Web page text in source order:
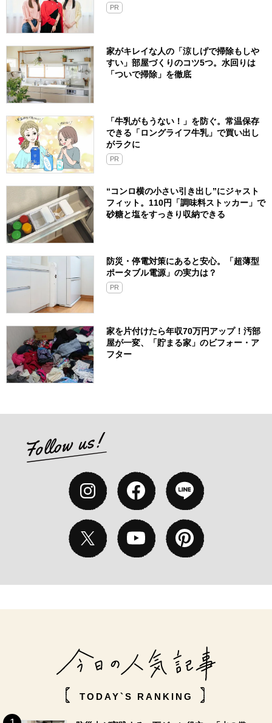
PR
家がキレイな人の「涼しげで掃除もしや
すい」部屋づくりのコツ5つ。水回りは
「ついで掃除」を徹底
「牛乳がもうない！」を防ぐ。常温保存
できる「ロングライフ牛乳」で買い出し
がラクに
PR
“コンロ横の小さい引き出し”にジャスト
フィット。110円「調味料ストッカー」で
砂糖と塩をすっきり収納できる
防災・停電対策にあると安心。「超薄型
ポータブル電源」の実力は？​
PR
家を片付けたら年収70万円アップ！汚部
屋が一変、「貯まる家」のビフォー・ア
フター
TODAY`S RANKING